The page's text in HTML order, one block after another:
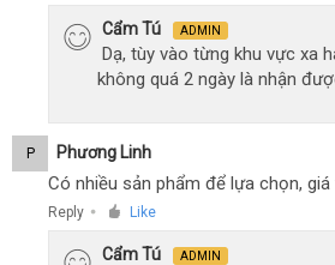
Cẩm Tú ADMIN
Dạ, tùy vào từng khu vực xa
không quá 2 ngày là nhận
P Phương Linh
Có nhiều sản phẩm để lựa chọn,
Reply ● Like
Cẩm Tú ADMIN